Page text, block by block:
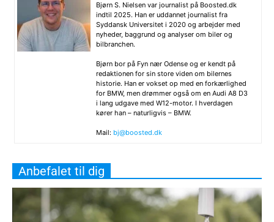
Bjørn S. Nielsen var journalist på Boosted.dk
indtil 2025. Han er uddannet journalist fra
Syddansk Universitet i 2020 og arbejder med
nyheder, baggrund og analyser om biler og
bilbranchen.
Bjørn bor på Fyn nær Odense og er kendt på
redaktionen for sin store viden om bilernes
historie. Han er vokset op med en forkærlighed
for BMW, men drømmer også om en Audi A8 D3
i lang udgave med W12-motor. I hverdagen
kører han – naturligvis – BMW.
Mail: bj@boosted.dk